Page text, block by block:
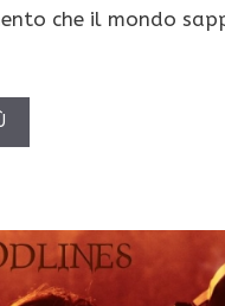
che il mondo